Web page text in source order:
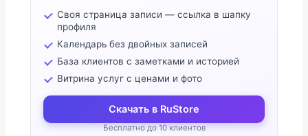
Своя страница записи — ссылка в шапку
профиля
Календарь без двойных записей
База клиентов с заметками и историей
Витрина услуг с ценами и фото
Скачать в RuStore
Бесплатно до 10 клиентов